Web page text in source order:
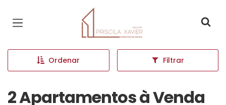
Página inicial
Ordenar Filtrar
2 Apartamentos à Venda